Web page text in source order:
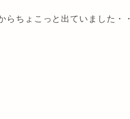
ちょこっと出ていました・・